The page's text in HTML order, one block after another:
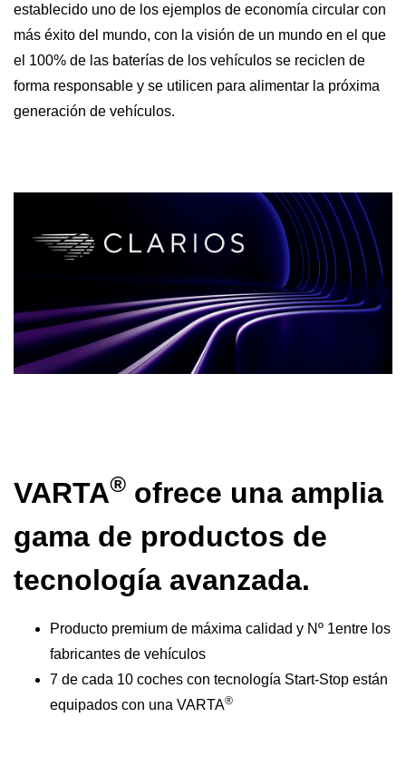
establecido uno de los ejemplos de economía circular con
más éxito del mundo, con la visión de un mundo en el que
el 100% de las baterías de los vehículos se reciclen de
forma responsable y se utilicen para alimentar la próxima
generación de vehículos.
VARTA® ofrece una amplia
gama de productos de
tecnología avanzada.
Producto premium de máxima calidad y Nº 1entre los
fabricantes de vehículos
7 de cada 10 coches con tecnología Start-Stop están
equipados con una VARTA®